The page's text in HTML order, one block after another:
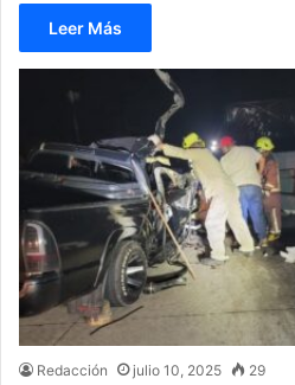
Leer Más
Redacción julio 10, 2025 29